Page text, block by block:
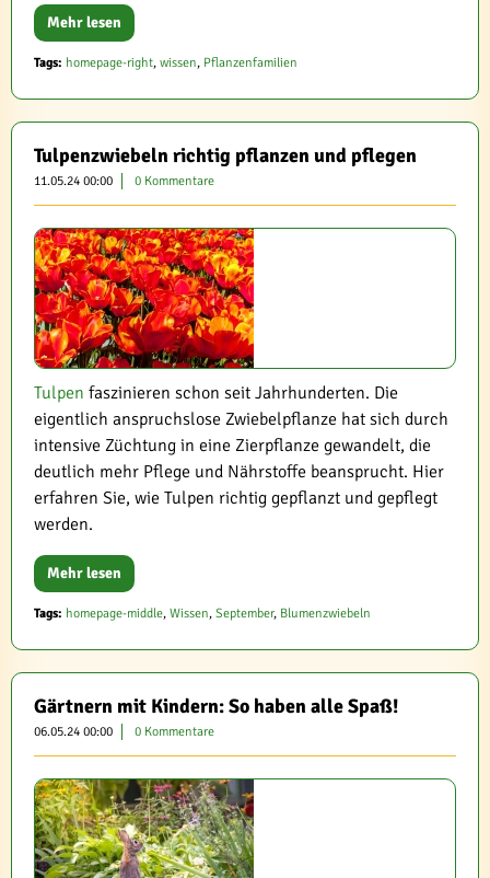
Mehr lesen
Tags: homepage-right, wissen, Pflanzenfamilien
Tulpenzwiebeln richtig pflanzen und pflegen
11.05.24 00:00 0 Kommentare
Tulpen faszinieren schon seit Jahrhunderten. Die
eigentlich anspruchslose Zwiebelpflanze hat sich durch
intensive Züchtung in eine Zierpflanze gewandelt, die
deutlich mehr Pflege und Nährstoffe beansprucht. Hier
erfahren Sie, wie Tulpen richtig gepflanzt und gepflegt
werden.
Mehr lesen
Tags: homepage-middle, Wissen, September, Blumenzwiebeln
Gärtnern mit Kindern: So haben alle Spaß!
06.05.24 00:00 0 Kommentare